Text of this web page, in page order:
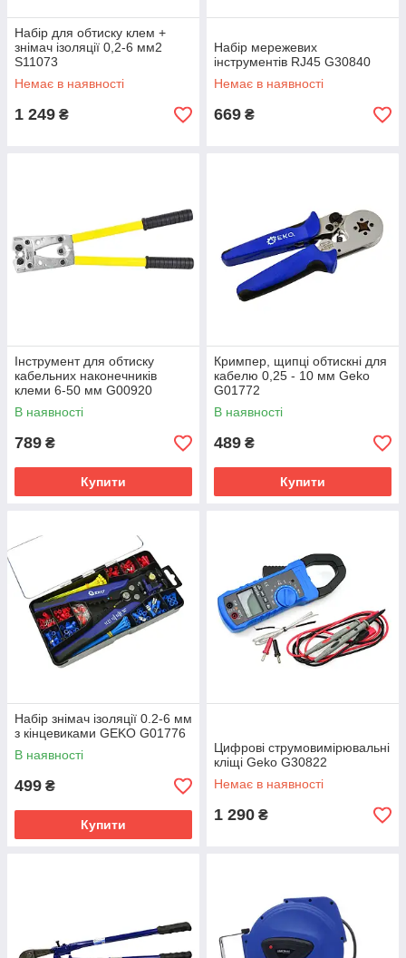
Набір для обтиску клем +
знімач ізоляції 0,2-6 мм2
S11073
Немає в наявності
1 249 ₴
Набір мережевих
інструментів RJ45 G30840
Немає в наявності
669 ₴
Інструмент для обтиску
кабельних наконечників
клеми 6-50 мм G00920
В наявності
789 ₴
Купити
Кримпер, щипці обтискні для
кабелю 0,25 - 10 мм Geko
G01772
В наявності
489 ₴
Купити
Набір знімач ізоляції 0.2-6 мм
з кінцевиками GEKO G01776
В наявності
499 ₴
Купити
Цифрові струмовимірювальні
кліщі Geko G30822
Немає в наявності
1 290 ₴